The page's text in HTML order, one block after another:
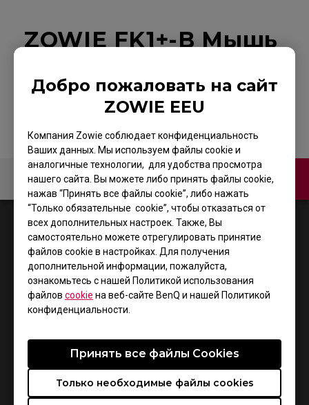
Добро пожаловать на сайт
ZOWIE EEU
Компания Zowie соблюдает конфиденциальность
Ваших данных. Мы используем файлы cookie и
аналогичные технологии, для удобства просмотра
нашего сайта. Вы можете либо принять файлы cookie,
нажав “Принять все файлы cookie”, либо нажать
“Только обязательные cookie”, чтобы отказаться от
всех дополнительных настроек. Также, Вы
самостоятельно можете отрегулировать принятие
файлов cookie в настройках. Для получения
дополнительной информации, пожалуйста,
ознакомьтесь с нашей Политикой использования
файлов cookie на веб-сайте BenQ и нашей Политикой
конфиденциальности.
Только необходимые файлы cookies
Принять все файлы Сookies
ZOWIE FK1+-B Мышь
На страницу продукта
Video Связаться с нами
1 Results
How do you replace the mousefeet?